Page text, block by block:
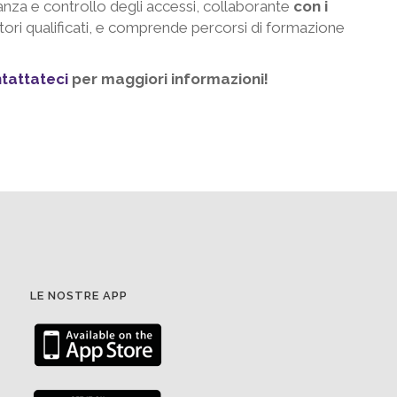
e controllo degli accessi, collaborante con i
qualificati, e comprende percorsi di formazione
per maggiori informazioni!
LE NOSTRE APP